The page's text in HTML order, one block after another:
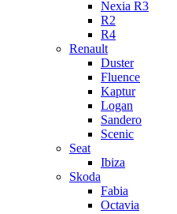
Nexia R3
R2
R4
Renault
Duster
Fluence
Kaptur
Logan
Sandero
Scenic
Seat
Ibiza
Skoda
Fabia
Octavia